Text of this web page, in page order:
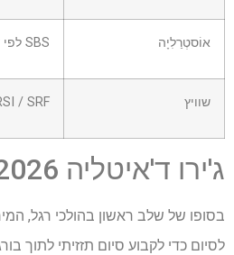
אוֹסטְרַלִיָה SBS לפי דרישה
שוויץ / SRF
ג'ירו ד'איטליה 2026 שלב שני
לסיום כדי לקבוע סיום תזזיתי לתוך